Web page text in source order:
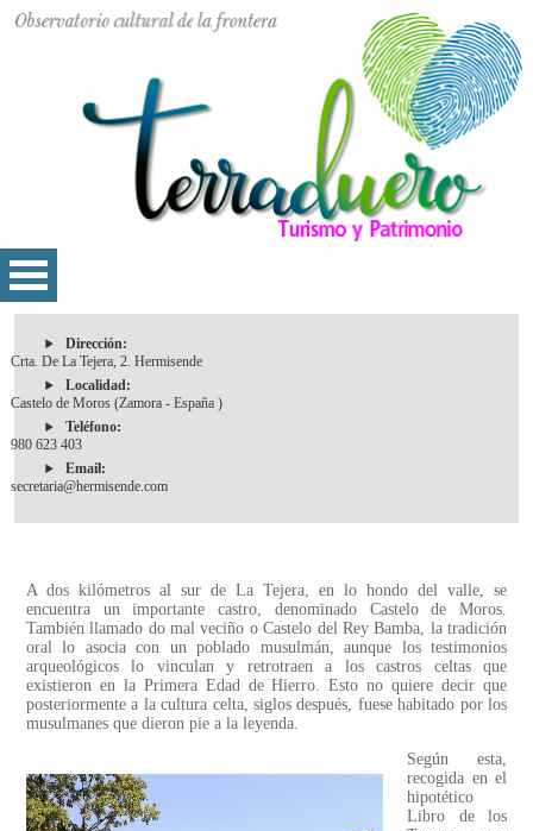
Dirección:
Crta. De La Tejera, 2. Hermisende
Localidad:
Castelo de Moros (Zamora - España )
Teléfono:
980 623 403
Email:
secretaria@hermisende.com
A dos kilómetros al sur de La Tejera, en lo hondo del valle, se
encuentra un importante castro, denominado Castelo de Moros.
También llamado do mal veciño o Castelo del Rey Bamba, la tradición
oral lo asocia con un poblado musulmán, aunque los testimonios
arqueológicos lo vinculan y retrotraen a los castros celtas que
existieron en la Primera Edad de Hierro. Esto no quiere decir que
posteriormente a la cultura celta, siglos después, fuese habitado por los
musulmanes que dieron pie a la leyenda.
Según esta,
recogida en el
hipotético
Libro de los